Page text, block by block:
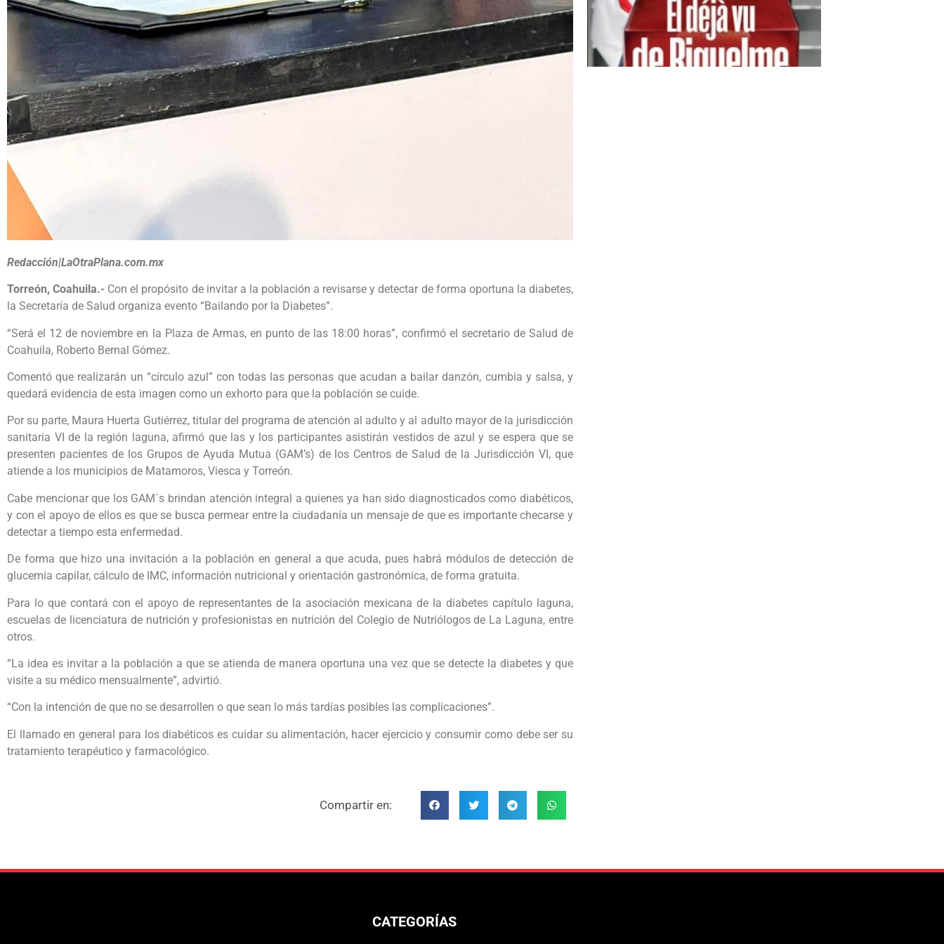
Redacción|LaOtraPlana.com.mx
Torreón, Coahuila.- Con el propósito de invitar a la población a revisarse y detectar de forma oportuna la diabetes,
la Secretaría de Salud organiza evento “Bailando por la Diabetes”.
“Será el 12 de noviembre en la Plaza de Armas, en punto de las 18:00 horas”, confirmó el secretario de Salud de
Coahuila, Roberto Bernal Gómez.
Comentó que realizarán un “círculo azul” con todas las personas que acudan a bailar danzón, cumbia y salsa, y
quedará evidencia de esta imagen como un exhorto para que la población se cuide.
Por su parte, Maura Huerta Gutiérrez, titular del programa de atención al adulto y al adulto mayor de la jurisdicción
sanitaria VI de la región laguna, afirmó que las y los participantes asistirán vestidos de azul y se espera que se
presenten pacientes de los Grupos de Ayuda Mutua (GAM’s) de los Centros de Salud de la Jurisdicción VI, que
atiende a los municipios de Matamoros, Viesca y Torreón.
Cabe mencionar que los GAM´s brindan atención integral a quienes ya han sido diagnosticados como diabéticos,
y con el apoyo de ellos es que se busca permear entre la ciudadanía un mensaje de que es importante checarse y
detectar a tiempo esta enfermedad.
De forma que hizo una invitación a la población en general a que acuda, pues habrá módulos de detección de
glucemia capilar, cálculo de IMC, información nutricional y orientación gastronómica, de forma gratuita.
Para lo que contará con el apoyo de representantes de la asociación mexicana de la diabetes capítulo laguna,
escuelas de licenciatura de nutrición y profesionistas en nutrición del Colegio de Nutriólogos de La Laguna, entre
otros.
“La idea es invitar a la población a que se atienda de manera oportuna una vez que se detecte la diabetes y que
visite a su médico mensualmente”, advirtió.
“Con la intención de que no se desarrollen o que sean lo más tardías posibles las complicaciones”.
El llamado en general para los diabéticos es cuidar su alimentación, hacer ejercicio y consumir como debe ser su
tratamiento terapéutico y farmacológico.
Compartir en:
CATEGORÍAS